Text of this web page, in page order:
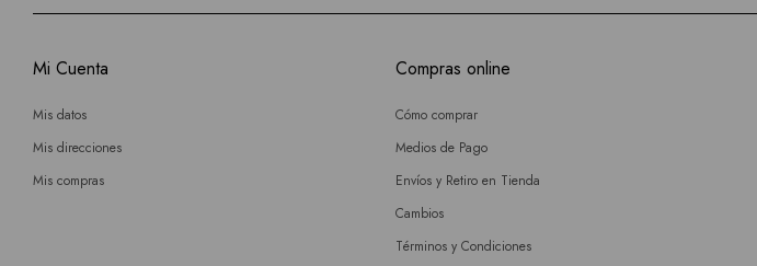
Mi Cuenta
Mis datos
Mis direcciones
Mis compras
Compras online
Cómo comprar
Medios de Pago
Envíos y Retiro en Tienda
Cambios
Términos y Condiciones